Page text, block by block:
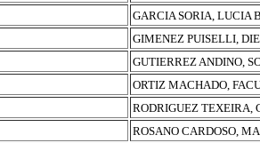
GARCIA SORIA, LUCIA
GIMENEZ PUISELLI,
GUTIERREZ ANDINO,
ORTIZ MACHADO,
RODRIGUEZ TEXEIRA,
ROSANO CARDOSO,